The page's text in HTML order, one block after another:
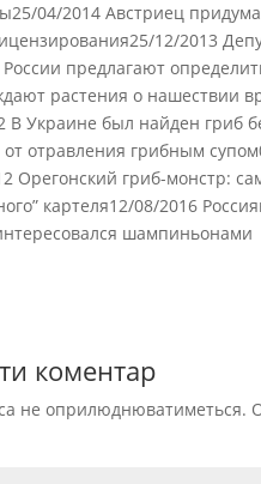
04/2014 Австриец
12/2013
предлагают
растения о нашествии
В Украине был найден гриб
отравления грибным
Орегонский гриб-монстр:
картеля12/08/2016
шампиньонами
коментар
не оприлюднюватиметься.